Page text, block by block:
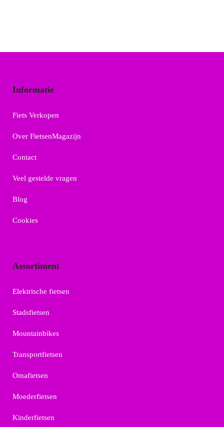
Informatie
Fiets Verkopen
Over FietsenMagazijn
Contact
Veel gestelde vragen
Blog
Cookies
Assortiment
Elektrische fietsen
Stadsfietsen
Mountainbikes
Transportfietsen
Omafietsen
Moederfietsen
Kinderfietsen